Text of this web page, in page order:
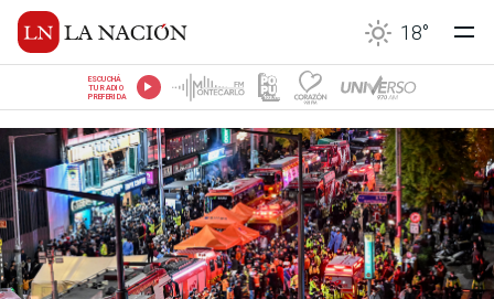
18°
ESCUCHÁ
TU RADIO
PREFERIDA